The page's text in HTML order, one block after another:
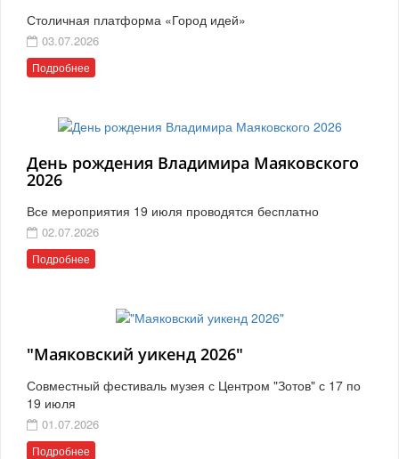
Столичная платформа «Город идей»
03.07.2026
Подробнее
День рождения Владимира Маяковского
2026
Все мероприятия 19 июля проводятся бесплатно
02.07.2026
Подробнее
"Маяковский уикенд 2026"
Совместный фестиваль музея с Центром "Зотов" с 17 по
19 июля
01.07.2026
Подробнее